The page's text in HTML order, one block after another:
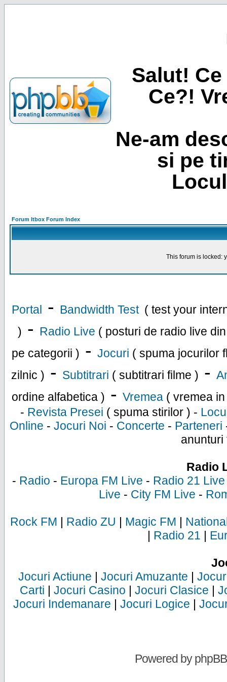
Salut!
Ce?!
Ne-am
si pe
Forum Itbox Forum Index
This forum is locked:
Portal - Bandwidth Test ( test your
) - Radio Live ( posturi de radio live
pe categorii ) - Jocuri ( spuma jocurilor
zilnic ) - Subtitrari ( subtitrari filme ) -
ordine alfabetica ) - Vremea ( vremea
- Revista Presei ( spuma stirilor ) -
Online - Jocuri Noi - Concerte - Parteneri
anunturi
Radio
- Radio - Europa FM Live - Radio 21 Live
Live - City FM Live -
Rock FM | Radio ZU | Magic FM |
| Radio 21 |
Jocuri Actiune | Jocuri Amuzante |
Carti | Jocuri Casino | Jocuri Clasice |
Jocuri Indemanare | Jocuri Logice |
Powered byphpBB